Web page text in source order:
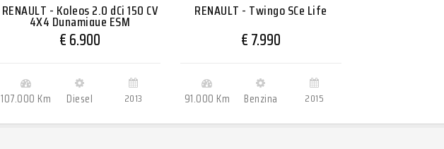
RENAULT - Koleos 2.0 dCi 150 CV
4X4 Dynamique ESM
€ 6.900
107.000 Km Diesel 2013
RENAULT - Twingo SCe Life
€ 7.990
91.000 Km Benzina 2015